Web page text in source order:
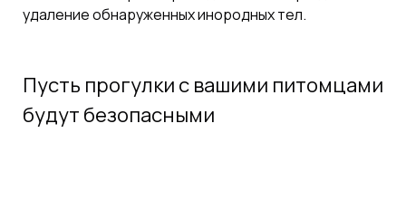
удаление обнаруженных инородных тел.
Пусть прогулки с вашими питомцами
будут безопасными